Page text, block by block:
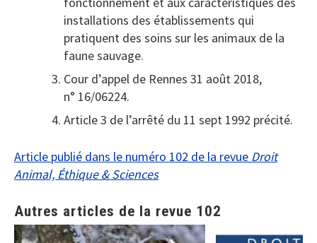
installations des établissements qui
pratiquent des soins sur les animaux de la
faune sauvage.
Cour d’appel de Rennes 31 août 2018,
n° 16/06224.
Article 3 de l’arrêté du 11 sept 1992 précité.
Article publié dans le numéro 102 de la revue Droit
Animal, Éthique & Sciences
Autres articles de la revue 102